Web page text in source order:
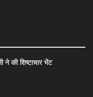
ने की शिष्टाचार भेंट